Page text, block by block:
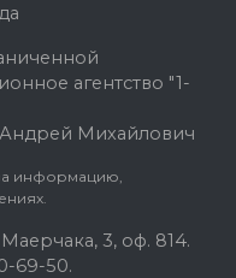
агентство "1-
Михайлович
информацию,
3, оф. 814.
69-50.